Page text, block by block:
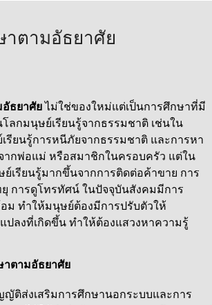
าตามอัธยาศัย
ธยาศัยไม่ใช่ของใหม่แต่เป็นการศึกษาที่มี
ลกมนุษย์เรียนรู้จากธรรมชาติ เช่นใน
รียนรู้การหนีภัยจากธรรมชาติ และการหา
ากพ่อแม่ หรือสมาชิกในครอบครัว แต่ใน
เรียนรู้มากขึ้นจากการติดต่อค้าขาย การ
การดูโทรทัศน์ ในปัจจุบันสังคมมีการ
ม ทำให้มนุษย์ต้องมีการปรับตัวให้
ปลงที่เกิดขึ้น ทำให้ต้องแสวงหาความรู้
ตามอัธยาศัย
สริมการศึกษานอกระบบและการ